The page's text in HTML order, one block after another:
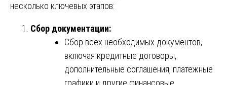
несколько ключевых этапов:
Сбор документации:
Сбор всех необходимых документов,
включая кредитные договоры,
дополнительные соглашения, платежные
графики и другие финансовые